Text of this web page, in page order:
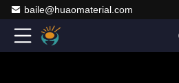
baile@huaomaterial.com